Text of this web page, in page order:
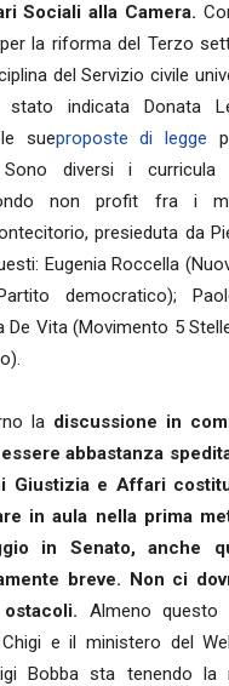
Sociali alla Camera.
la riforma del Terzo
del Servizio civile
stato indicata Donata
sueproposte di legge
diversi i curricula
non profit fra i
presieduta da
Eugenia Roccella
democratico);
De Vita (Movimento 5
la discussione in
abbastanza
Giustizia e Affari
in aula nella prima
in Senato, anche
breve. Non ci
Almeno
e il ministero del
Bobba sta tenendo la